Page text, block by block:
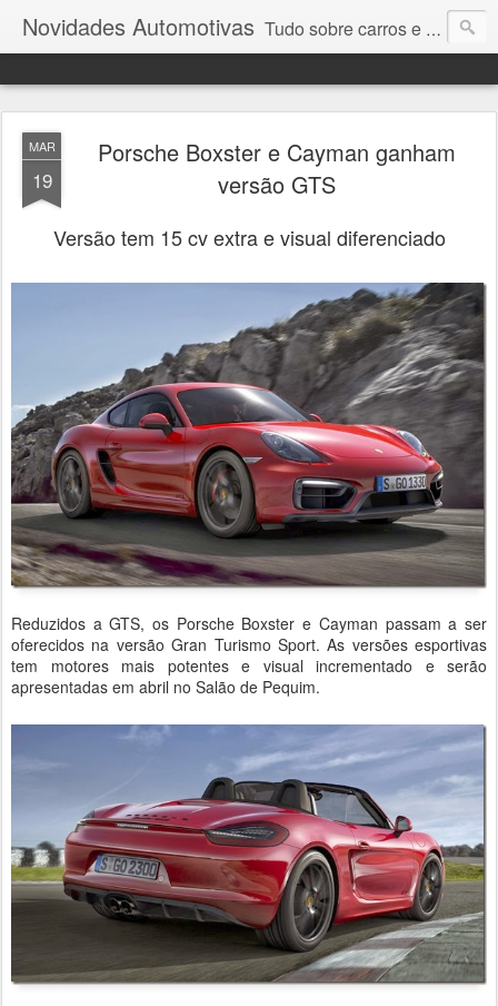
Novidades Automotivas Tudo sobre carros e motores
MAR
19
Porsche Boxster e Cayman ganham
versão GTS
Versão tem 15 cv extra e visual diferenciado
Reduzidos a GTS, os Porsche Boxster e Cayman passam a ser
oferecidos na versão Gran Turismo Sport. As versões esportivas
tem motores mais potentes e visual incrementado e serão
apresentadas em abril no Salão de Pequim.